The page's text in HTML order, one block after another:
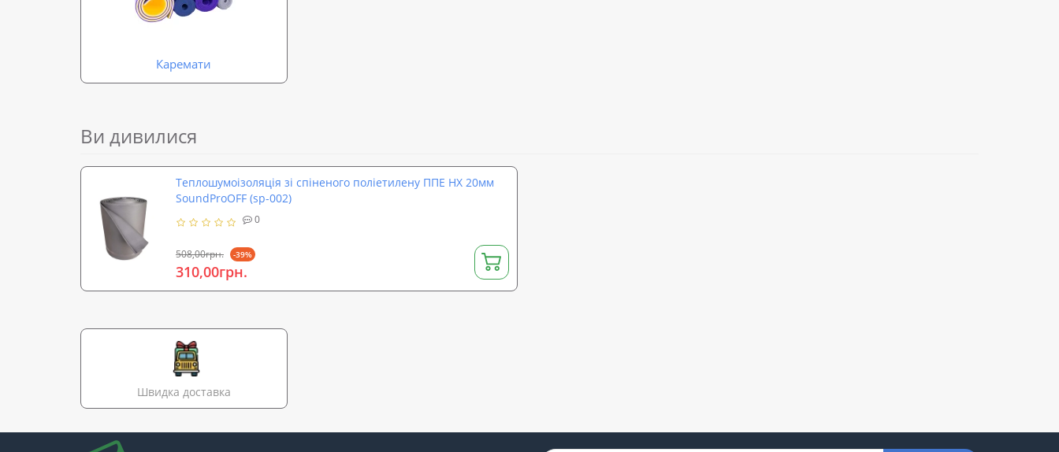
Каремати
Ви дивилися
Теплошумоізоляція зі спіненого поліетилену ППЕ НХ 20мм
SoundProOFF (sp-002)
0
508,00грн. -39%
310,00грн.
Швидка доставка